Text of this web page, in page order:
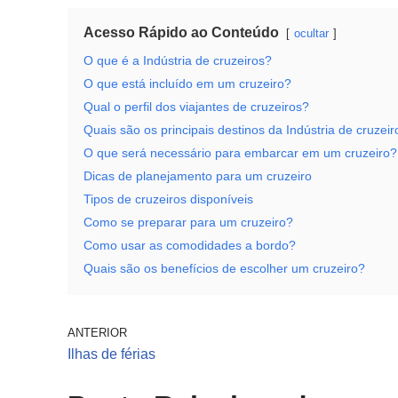
Acesso Rápido ao Conteúdo ocultar
O que é a Indústria de cruzeiros?
O que está incluído em um cruzeiro?
Qual o perfil dos viajantes de cruzeiros?
Quais são os principais destinos da Indústria de
O que será necessário para embarcar em um cruzeiro?
Dicas de planejamento para um cruzeiro
Tipos de cruzeiros disponíveis
Como se preparar para um cruzeiro?
Como usar as comodidades a bordo?
Quais são os benefícios de escolher um cruzeiro?
ANTERIOR
Ilhas de férias